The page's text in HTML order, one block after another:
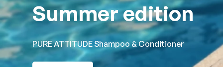
Summer edition
PURE ATTITUDE Shampoo & Conditioner